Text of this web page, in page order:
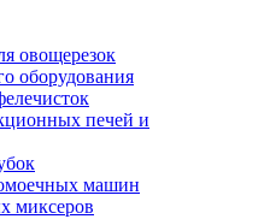
овощерезок
оборудования
печей и
машин
миксеров